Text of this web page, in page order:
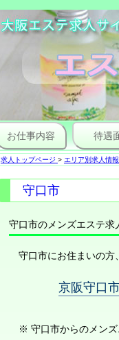
お仕事内容 待遇
求人トップページ > エリア別求人情報
守口市
守口市のメンズエステ求
守口市にお住まいの
京阪守口
※ 守口市からのメン